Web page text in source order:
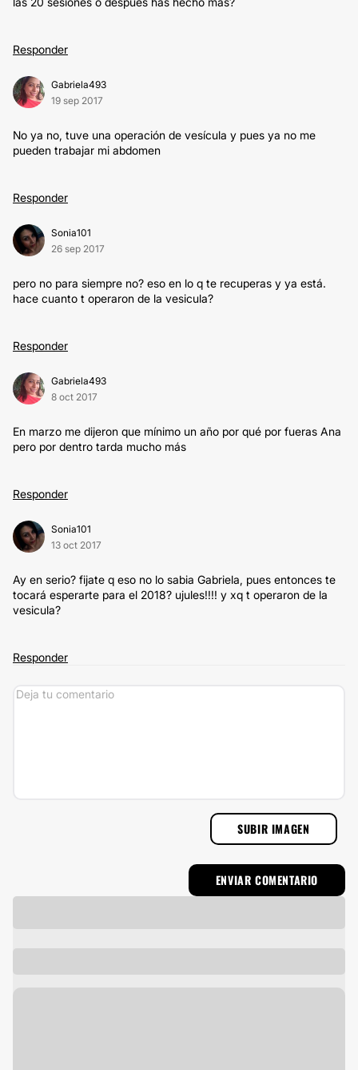
Responder
Gabriela493
19 sep 2017
No ya no, tuve una operación de vesícula y pues ya no me
pueden trabajar mi abdomen
Responder
Sonia101
26 sep 2017
pero no para siempre no? eso en lo q te recuperas y ya está.
hace cuanto t operaron de la vesicula?
Responder
Gabriela493
8 oct 2017
En marzo me dijeron que mínimo un año por qué por fueras Ana
pero por dentro tarda mucho más
Responder
Sonia101
13 oct 2017
Ay en serio? fijate q eso no lo sabia Gabriela, pues entonces te
tocará esperarte para el 2018? ujules!!!! y xq t operaron de la
vesicula?
Responder
SUBIR IMAGEN